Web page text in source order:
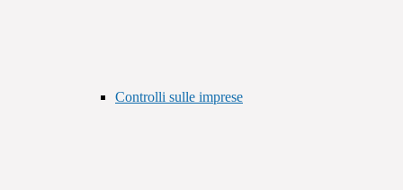
Controlli sulle imprese